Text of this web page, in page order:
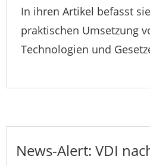
In ihren Artikel befasst
praktischen Umsetzung
Technologien und
News-Alert: VDI